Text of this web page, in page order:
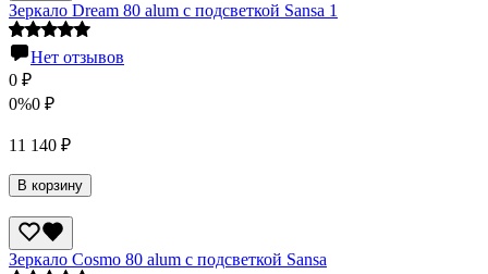
Зеркало Dream 80 alum с подсветкой Sansa 1
Нет отзывов
0 ₽
0%0 ₽
11 140 ₽
В корзину
Зеркало Cosmo 80 alum с подсветкой Sansa